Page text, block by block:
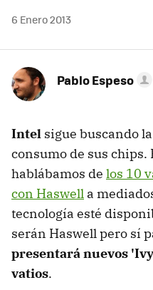
6 Enero 2013
Pablo Espeso
Intel sigue buscando
consumo de sus
hablábamos de los 10
con Haswell a
tecnología esté
serán Haswell pero sí
presentará nuevos
vatios.